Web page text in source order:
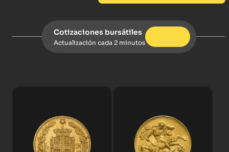
Cotizaciones bursátiles
Actualización cada 2 minutos